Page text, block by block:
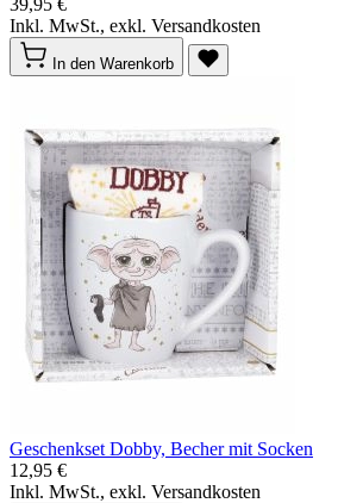
39,95 €
Inkl. MwSt., exkl. Versandkosten
In den Warenkorb
Geschenkset Dobby, Becher mit Socken
12,95 €
Inkl. MwSt., exkl. Versandkosten